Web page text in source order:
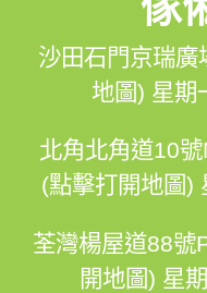
沙田石門京瑞廣
地圖) 星期
北角北角道10
(點擊打開地圖)
荃灣楊屋道88號
開地圖) 星